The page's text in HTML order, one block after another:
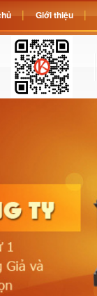
Giới thiệu